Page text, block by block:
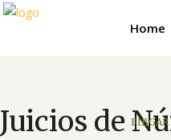
Home
Juicios deFIBGAR